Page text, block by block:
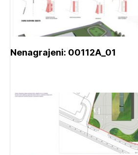
Nenagrajeni: 00112A_01